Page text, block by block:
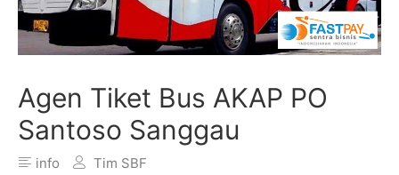
Agen Tiket Bus AKAP PO
Santoso Sanggau
info Tim SBF